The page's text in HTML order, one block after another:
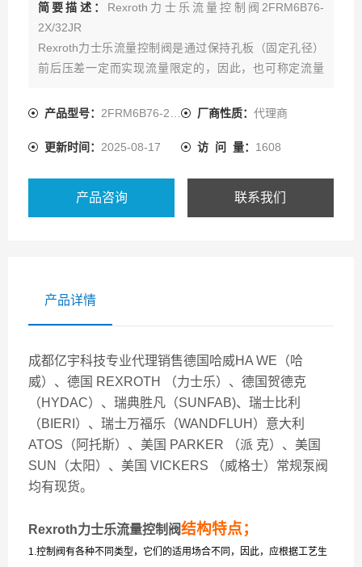
简要描述： Rexroth力士乐流量控制阀2FRM6B76-
2X/32JR
Rexroth力士乐流量控制阀是通过保持孔板（固定孔径）
前后压差一定而实现流量限定的，因此，也可称定流量
口液阻的大小来控制节流口的流量，从而调节执行元件
产品型号： 2FRM6B76-2X/32QJRV 厂商性质： 代理商
更新时间： 2025-08-17 访 问 量： 1608
产品咨询 联系我们
产品详情
成都亿宇科技专业代理销售德国哈威HA WE（哈
威）、德国 REXROTH （力士乐）、德国贺德克
（HYDAC）、瑞典胜凡（SUNFAB)、瑞士比利
（BIERI）、瑞士万福乐（WANDFLUH）意大利
ATOS（阿托斯）、美国 PARKER （派 克）、美国
SUN（太阳）、美国 VICKERS （威格士）常规泵阀
均有现货。
Rexroth力士乐流量控制阀结构特点；
1.控制阀有各种不同类型，它们的适用场合不同，因此，应根据工艺生